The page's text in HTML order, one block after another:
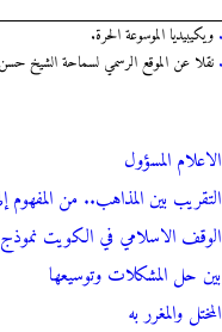
ويكيبيديا الموسوعة الحرة.
نقلا عن الموقع الرسمي لسماحة الشيخ حسن
الاعلام المسؤول
التقريب بين المذاهب.. من المفهوم
الوقف الاسلامي في الكويت
بين حل المشكلات وتوسيعها
المختل والمغرر به